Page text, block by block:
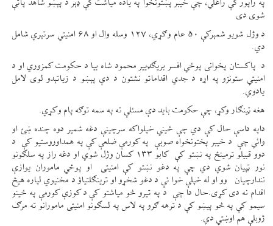
په راپور کې راغلي، چې خیبر پښتونخوا په یاده میاشت کې ډېر د پېښو شاهد پاتې
شوی دی
د وژل شویو شمېرکې ۵۰ عام وګړي، ۱۲۷ وسله وال او ۶۸ امنیتي سرتېري شامل
دي.
د پاکستان پخوانی پوځي افسر بریګډییر محمود شاه بیا د حکومت کمزوري او د
امنیتي ستونزو په اړه د جدي اقداماتو نشتون د دې پېښو د زیاتېدو لوی لامل
یادوي.
هغه ټینګار وکړ، چې حکومت باید دې مسئلې ته په سمه توګه پام وکړي.
داپه داسې حال کې دي چې ځیني خپلواکه سرچینې دغه شمیر دوه چنده ښئ او
وائي چې د خیبر پختونخواه صوبې په کورمې ضلعې کې په همداوروستیو کې د
دوو قبیلو ترمینځ په نښتو کې کابو ۱۳۳ کسان وژل شوي او دغه راز په سلګونو
نور ټپیان شوي دي چې په دغو نښتو کې امنیتی او پوځي ماموران یوازې
نندارچیان وو او له خپلې خوا ئې د دغو شخړو او ترینګلتیاؤ د مخنیوي لپاره هیڅ
اقدام نه دی کړی.حال دا چې د په تیرو څو میاشتو کې د کوزې کورمې په ځینو
سیمو کې په څو پيښو کې د ترهه ګرو په لاس په لسګونو امنیتی مامورانو ته مرګ
ژوبلې هم اوښتي دي.